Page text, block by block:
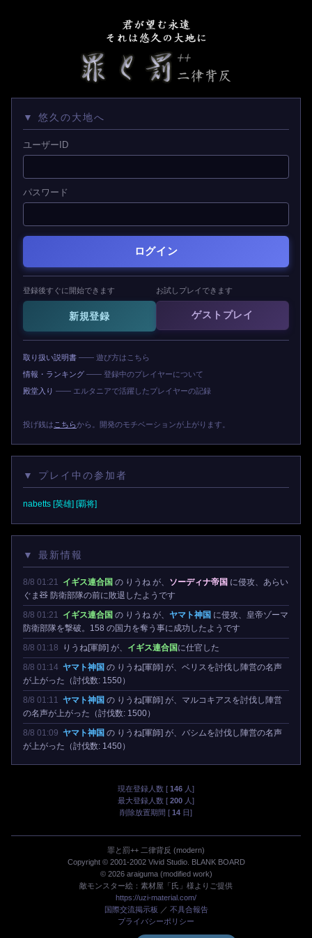
▼ 悠久の大地へ
ユーザーID
パスワード
ログイン
登録後すぐに開始できます
新規登録
お試しプレイできます
ゲストプレイ
取り扱い説明書 —— 遊び方はこちら
情報・ランキング —— 登録中のプレイヤーについて
殿堂入り —— エルタニアで活躍したプレイヤーの記録
投げ銭は こちらから。開発のモチベーションが上がります。
▼ プレイ中の参加者
nabetts [英雄] [覇将]
▼ 最新情報
8/8 01:21 イギス連合国 の りうね が、 ソーディナ帝国 に侵攻、あらい
ぐま🧸 防衛部隊の前に敗退したようです
8/8 01:21 イギス連合国 の りうね が、 ヤマト神国 に侵攻、皇帝ゾーマ
防衛部隊を撃破。158 の国力を奪う事に成功したようです
8/8 01:18
りうね[軍師] が、 イギス連合国 に仕官した
8/8 01:14 ヤマト神国 の りうね[軍師] が、ベリスを討伐し陣営の名声
が上がった（討伐数: 1550）
8/8 01:11 ヤマト神国 の りうね[軍師] が、マルコキアスを討伐し陣営
の名声が上がった（討伐数: 1500）
8/8 01:09 ヤマト神国 の りうね[軍師] が、バシムを討伐し陣営の名声
が上がった（討伐数: 1450）
現在登録人数 [ 146 人]
最大登録人数 [ 200 人]
削除放置期間 [ 14 日]
罪と罰++ 二律背反 (modern)
Copyright © 2001-2002 Vivid Studio. BLANK BOARD
© 2026 araiguma (modified work)
敵モンスター絵：素材屋「氏」様よりご提供
https://uzi-material.com/
国際交流掲示板 ／ 不具合報告
プライバシーポリシー